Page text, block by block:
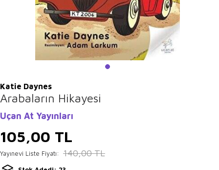
Katie Daynes
Arabaların Hikayesi
Uçan At Yayınları
105,00 TL
Yayınevi Liste Fiyatı: 140,00TL